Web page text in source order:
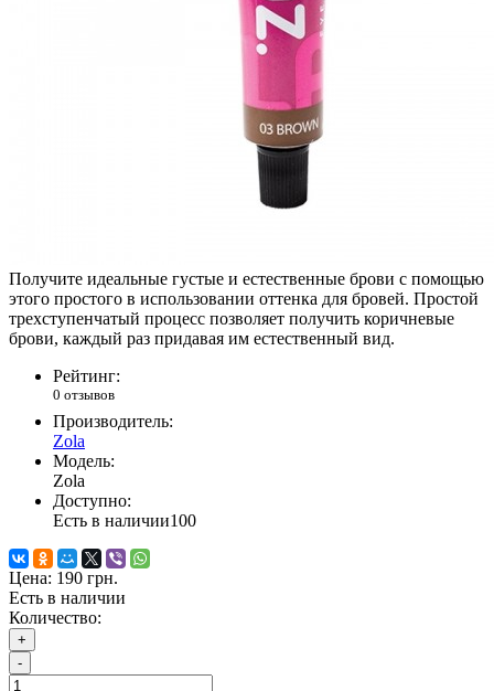
Получите идеальные густые и естественные брови с помощью
этого простого в использовании оттенка для бровей. Простой
трехступенчатый процесс позволяет получить коричневые
брови, каждый раз придавая им естественный вид.
Рейтинг:
0 отзывов
Производитель:
Zola
Модель:
Zola
Доступно:
Есть в наличии100
Цена: 190 грн.
Есть в наличии
Количество:
+
-